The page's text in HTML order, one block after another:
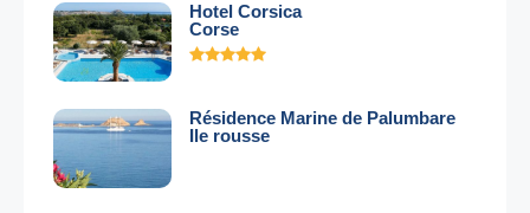
Hotel Corsica
Corse
Résidence Marine de Palumbare
Ile rousse